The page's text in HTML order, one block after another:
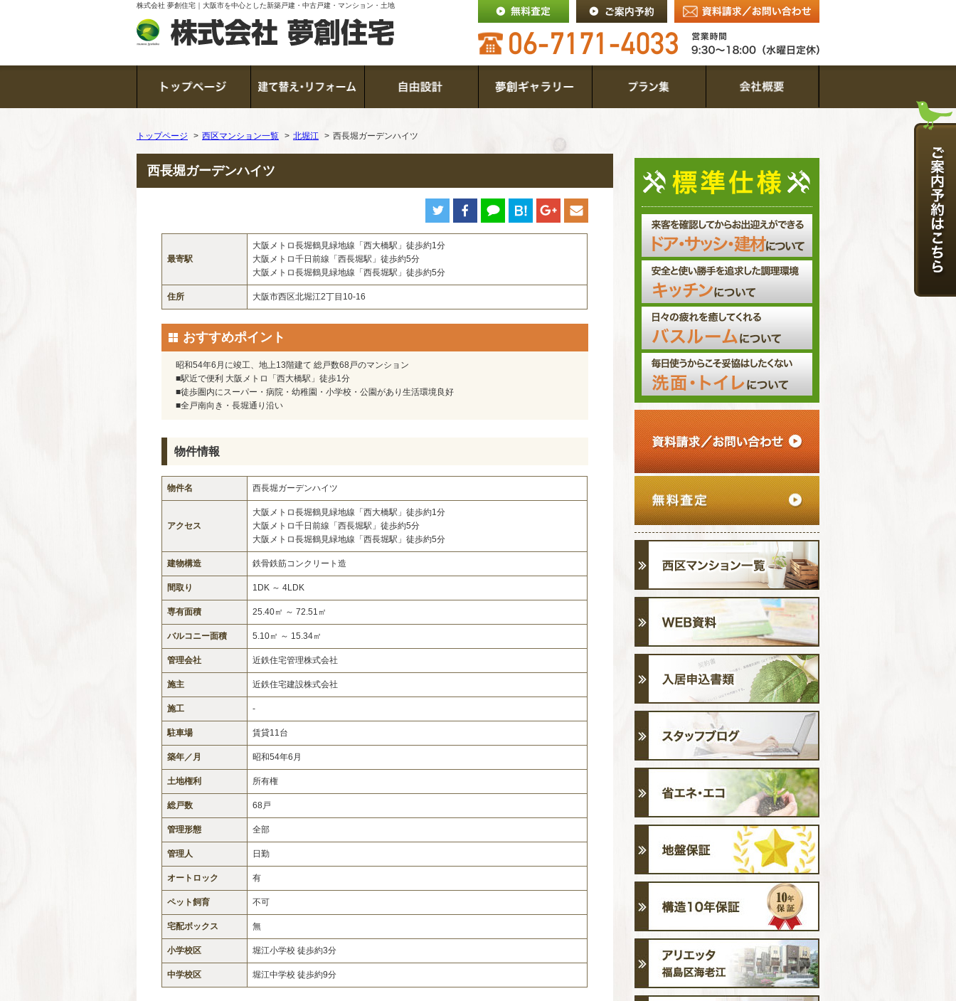
株式会社 夢創住宅｜大阪市を中心とした新築戸建・中古戸建・マンション・土地
トップページ 西区マンション一覧 北堀江 西長堀ガーデンハイツ
西長堀ガーデンハイツ
最寄駅
大阪メトロ長堀鶴見緑地線「西大橋駅」徒歩約1分
大阪メトロ千日前線「西長堀駅」徒歩約5分
大阪メトロ長堀鶴見緑地線「西長堀駅」徒歩約5分
住所 大阪市西区北堀江2丁目10-16
おすすめポイント
昭和54年6月に竣工、地上13階建て 総戸数68戸のマンション
■駅近で便利 大阪メトロ「西大橋駅」徒歩1分
■徒歩圏内にスーパー・病院・幼稚園・小学校・公園があり生活環境良好
■全戸南向き・長堀通り沿い
物件情報
物件名 西長堀ガーデンハイツ
アクセス
大阪メトロ長堀鶴見緑地線「西大橋駅」徒歩約1分
大阪メトロ千日前線「西長堀駅」徒歩約5分
大阪メトロ長堀鶴見緑地線「西長堀駅」徒歩約5分
建物構造 鉄骨鉄筋コンクリート造
間取り 1DK ～ 4LDK
専有面積 25.40㎡ ～ 72.51㎡
バルコニー面積 5.10㎡ ～ 15.34㎡
管理会社 近鉄住宅管理株式会社
施主 近鉄住宅建設株式会社
施工 -
駐車場 賃貸11台
築年／月 昭和54年6月
土地権利 所有権
総戸数 68戸
管理形態 全部
管理人 日勤
オートロック 有
ペット飼育 不可
宅配ボックス 無
小学校区 堀江小学校 徒歩約3分
中学校区 堀江中学校 徒歩約9分